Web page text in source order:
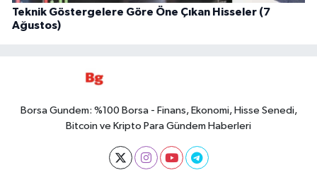
Teknik Göstergelere Göre Öne Çıkan Hisseler (7
Ağustos)
Borsa Gundem: %100 Borsa - Finans, Ekonomi, Hisse Senedi,
Bitcoin ve Kripto Para Gündem Haberleri